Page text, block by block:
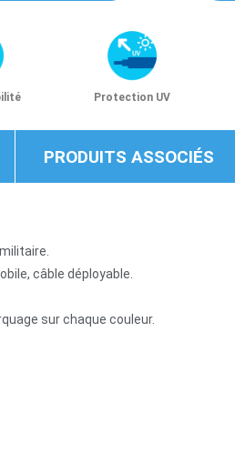
Protection UV
PRODUITS ASSOCIÉS
câble déployable.
sur chaque couleur.